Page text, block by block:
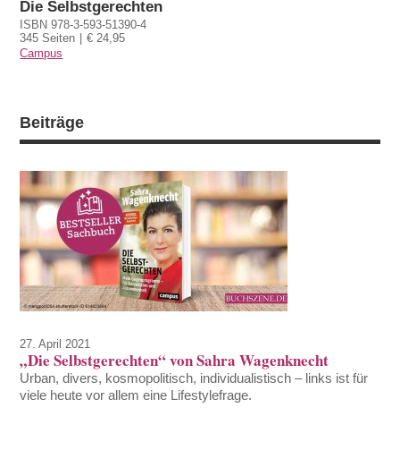
Die Selbstgerechten
ISBN 978-3-593-51390-4
345 Seiten
€ 24,95
Campus
Beiträge
27. April 2021
„Die Selbstgerechten“ von Sahra Wagenknecht
Urban, divers, kosmopolitisch, individualistisch – links ist für
viele heute vor allem eine Lifestylefrage.